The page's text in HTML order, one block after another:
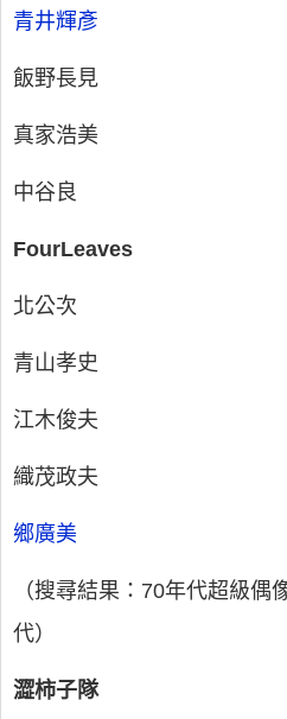
青井輝彥
飯野長見
真家浩美
中谷良
FourLeaves
北公次
青山孝史
江木俊夫
織茂政夫
鄉廣美
（搜尋結果：70年代超級偶
代）
澀柿子隊